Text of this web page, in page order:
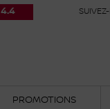
4.4
PROMOTIONS